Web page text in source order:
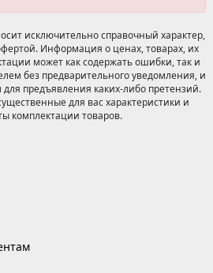
исключительно справочный характер,
Информация о ценах, товарах, их
может как содержать ошибки, так и
без предварительного уведомления, и
предъявления каких-либо претензий.
для вас характеристики и
комплектации товаров.